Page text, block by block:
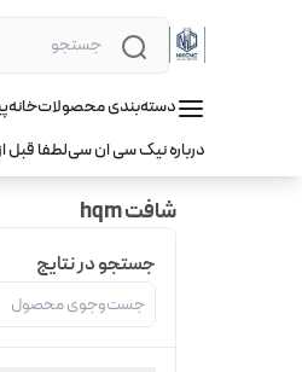
دسته‌بندی محصولاتخانه
درباره نیک سی ان سیلطفا قبل
شافت hqm
جستجو در نتایج